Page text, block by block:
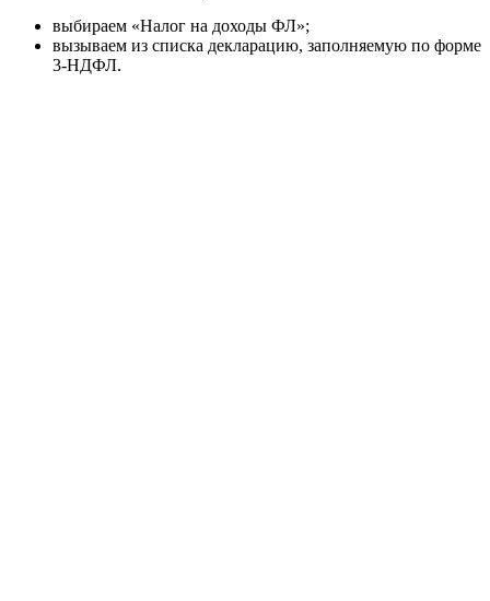
выбираем «Налог на доходы ФЛ»;
вызываем из списка декларацию, заполняемую по форме
3-НДФЛ.